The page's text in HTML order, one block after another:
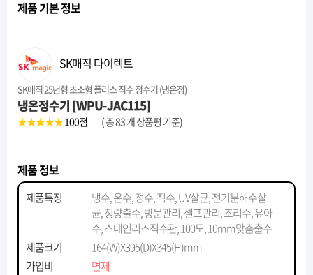
제품 기본 정보
SK매직 다이렉트
SK매직 25년형 초소형 플러스 직수 정수기 (냉온정)
냉온정수기 [WPU-JAC115]
★★★★★100점 ( 총 83 개 상품평 기준)
제품 정보
제품특징
냉수, 온수, 정수, 직수, UV살균, 전기분해수살
균, 정량출수, 방문관리, 셀프관리, 조리수, 유아
수, 스테인리스직수관, 100도, 10mm맞춤출수
제품크기
164(W)X395(D)X345(H)mm
가입비
면제